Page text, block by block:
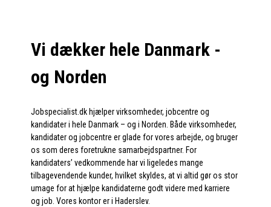
Vi dækker hele Danmark -
og Norden
Jobspecialist.dk hjælper virksomheder, jobcentre og
kandidater i hele Danmark – og i Norden. Både virksomheder,
kandidater og jobcentre er glade for vores arbejde, og bruger
os som deres foretrukne samarbejdspartner. For
kandidaters’ vedkommende har vi ligeledes mange
tilbagevendende kunder, hvilket skyldes, at vi altid gør os stor
umage for at hjælpe kandidaterne godt videre med karriere
og job. Vores kontor er i Haderslev.